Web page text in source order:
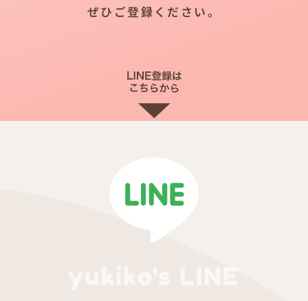
ぜひご登録ください。